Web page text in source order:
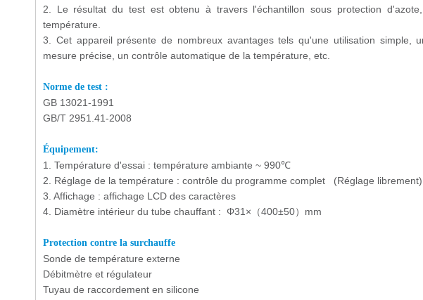
2. Le résultat du test est obtenu à travers l'échantillon sous protection
température.
3. Cet appareil présente de nombreux avantages tels qu'une utilisation simple,
mesure précise, un contrôle automatique de la température, etc.
Norme de test :
GB 13021-1991
GB/T 2951.41-2008
Équipement:
1
Température d'essai : température ambiante ~ 990℃
2
Réglage de la température : contrôle du programme complet (Réglage librement)
3 Affichage : affichage LCD des caractères
4 Diamètre intérieur du tube chauffant : Φ31×（400±50）mm
Protection contre la surchauffe
Sonde de température externe
Débitmètre et régulateur
Tuyau de raccordement en silicone